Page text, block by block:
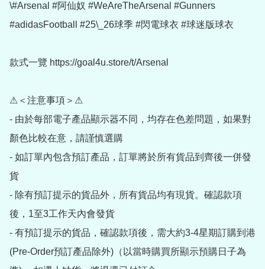
\#Arsenal #阿仙奴 #WeAreTheArsenal #Gunners
#adidasFootball #25\_26球季 #閃電球衣 #球迷版球衣
款式一覽 https://goal4u.store/t/Arsenal
⚠＜注意事項＞⚠
- 由於每部電子產品顯示器不同，均存在色差問題，如果對
顏色比較在意，請謹慎選購
- 如訂單內包含預訂產品，訂單將於所有貨品到齊後一併發
貨
- 除有預訂提示的貨品外，所有貨品均有現貨。確認款項
後，1至3工作天內會發貨
- 有預訂提示的貨品，確認款項後，需大約3-4星期訂購到港
(Pre-Order預訂產品除外)（以當時購買所顯示預購日子為